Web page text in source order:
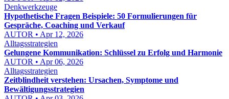
Denkwerkzeuge
Hypothetische Fragen Beispiele: 50 Formulierungen für
Gespräche, Coaching und Verkauf
AUTOR • Apr 12, 2026
Alltagsstrategien
Gelungene Kommunikation: Schlüssel zu Erfolg und Harmonie
AUTOR • Apr 06, 2026
Alltagsstrategien
Zeitblindheit verstehen: Ursachen, Symptome und
Bewältigungsstrategien